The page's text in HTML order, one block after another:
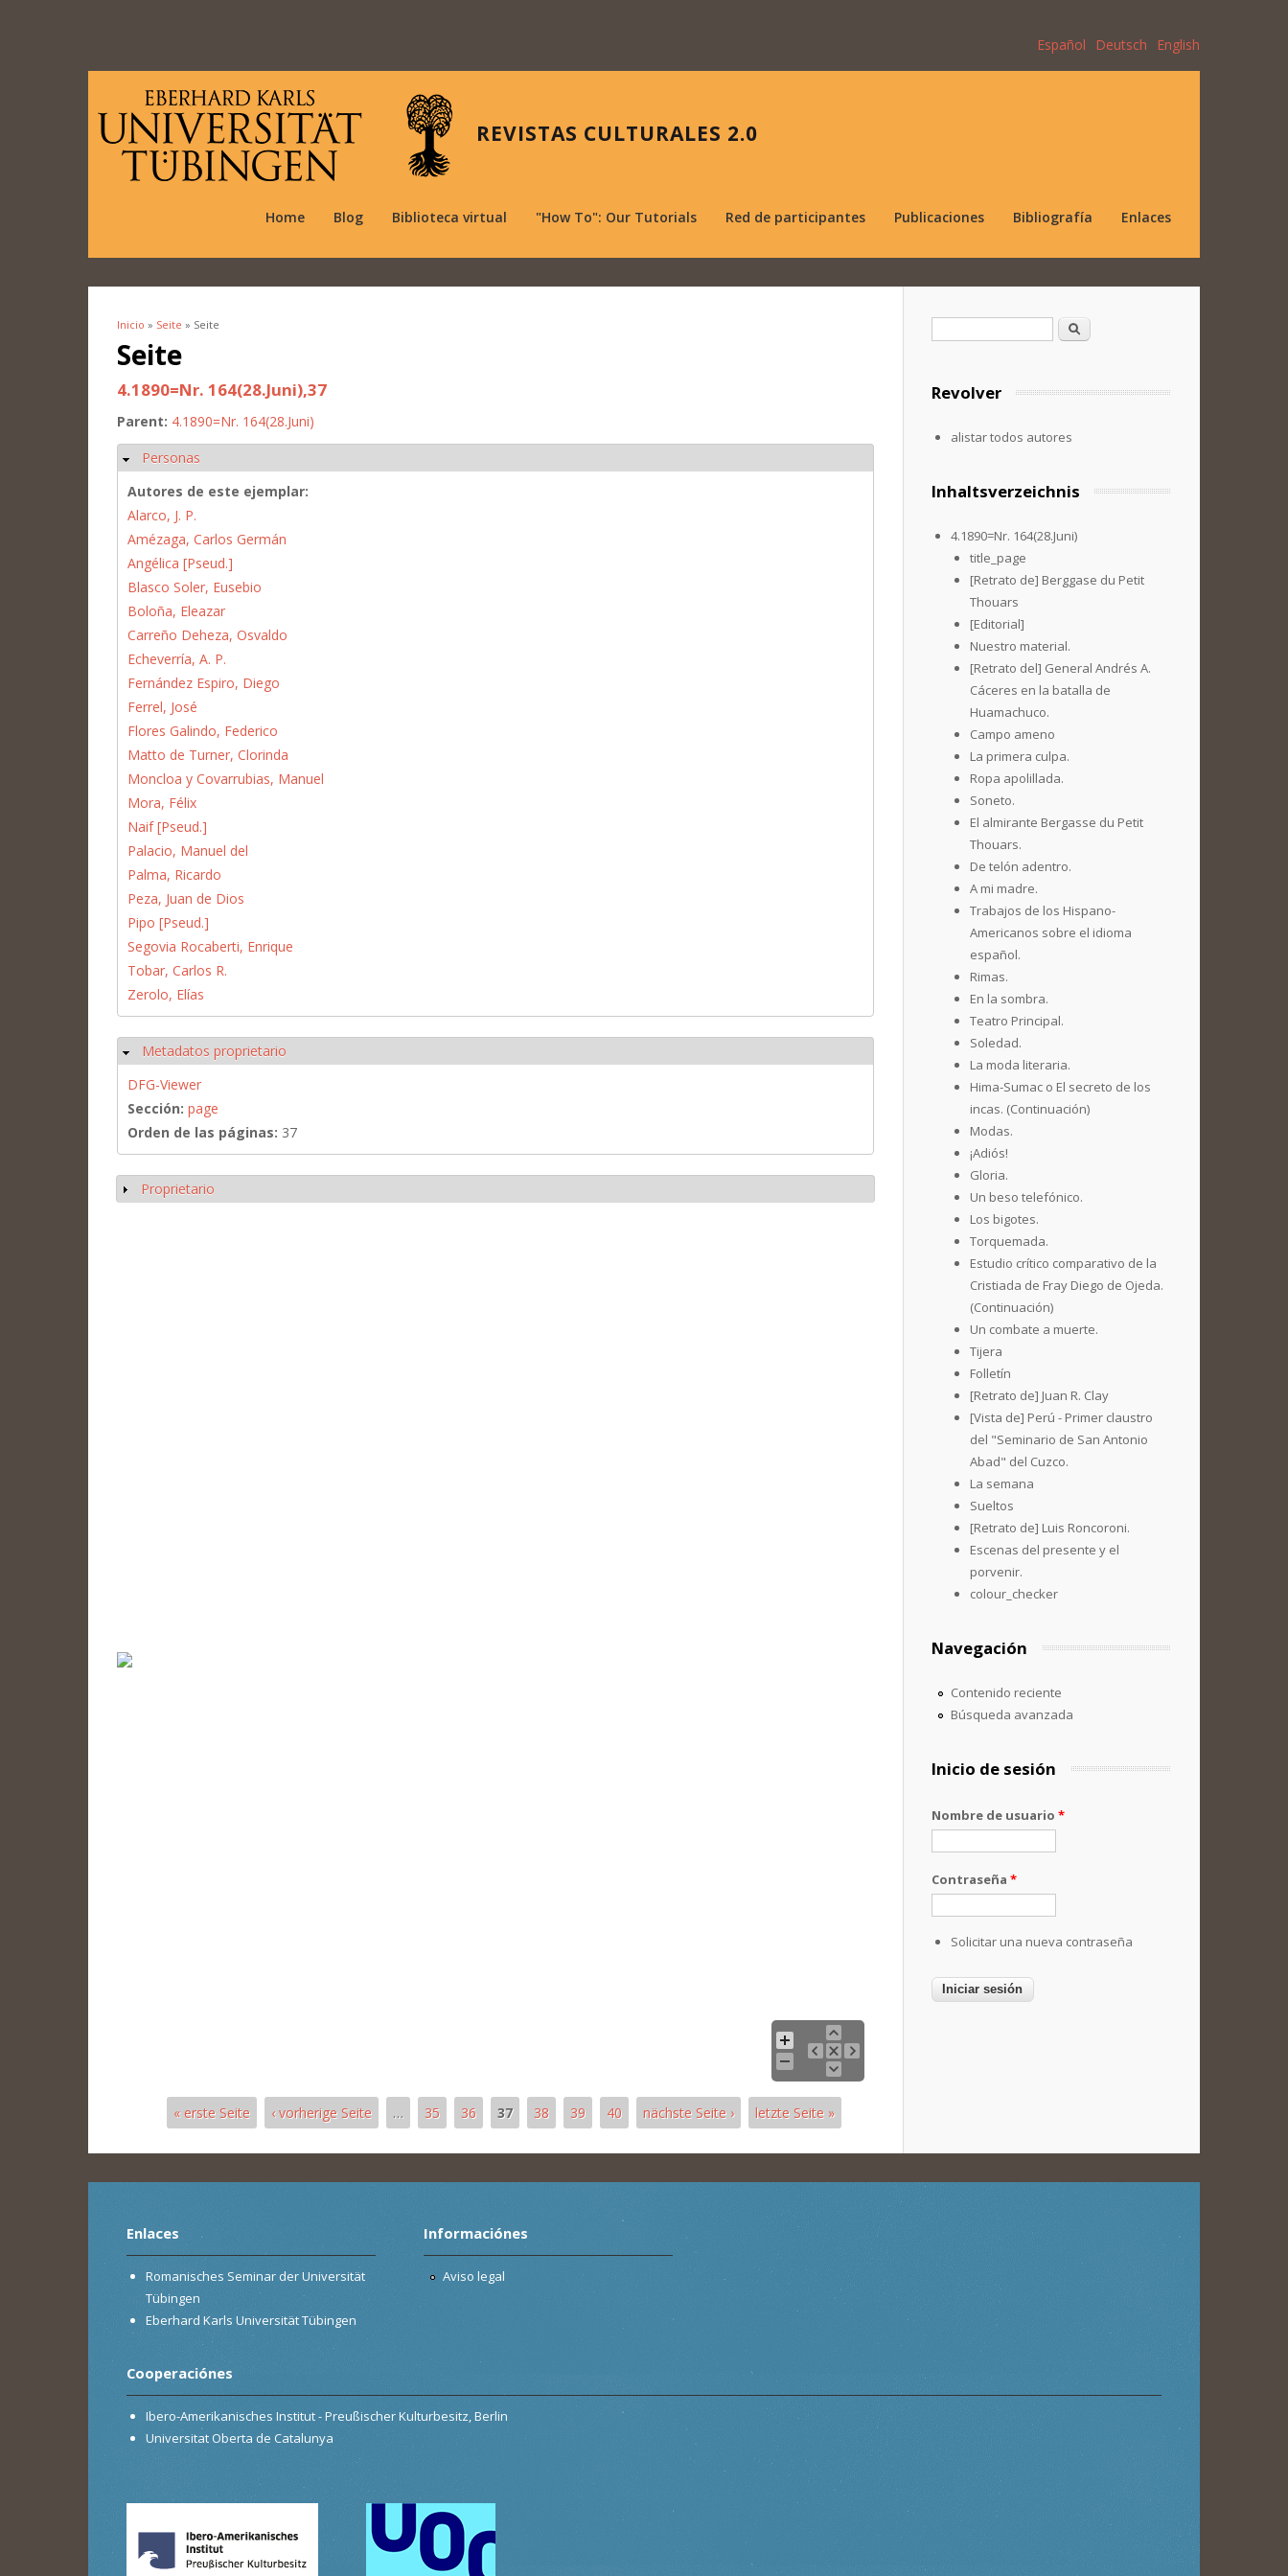
Español Deutsch English
REVISTAS CULTURALES 2.0
Home Blog Biblioteca virtual "How To": Our Tutorials Red de participantes Publicaciones Bibliografía Enlaces
Se encuentra usted aquí
Inicio » Seite » Seite
Seite
4.1890=Nr. 164(28.Juni),37
Parent: 4.1890=Nr. 164(28.Juni)
Ocultar
Personas
Autores de este ejemplar:
Alarco, J. P.
Amézaga, Carlos Germán
Angélica [Pseud.]
Blasco Soler, Eusebio
Boloña, Eleazar
Carreño Deheza, Osvaldo
Echeverría, A. P.
Fernández Espiro, Diego
Ferrel, José
Flores Galindo, Federico
Matto de Turner, Clorinda
Moncloa y Covarrubias, Manuel
Mora, Félix
Naif [Pseud.]
Palacio, Manuel del
Palma, Ricardo
Peza, Juan de Dios
Pipo [Pseud.]
Segovia Rocaberti, Enrique
Tobar, Carlos R.
Zerolo, Elías
Ocultar
Metadatos proprietario
DFG-Viewer
Sección: page
Orden de las páginas: 37
Mostrar
Proprietario
« erste Seite ‹ vorherige Seite … 35 36 37 38 39 40 nächste Seite › letzte Seite »
Formulario de búsqueda
Buscar
Revolver
alistar todos autores
Inhaltsverzeichnis
4.1890=Nr. 164(28.Juni)
title_page
[Retrato de] Berggase du Petit
Thouars
[Editorial]
Nuestro material.
[Retrato del] General Andrés A.
Cáceres en la batalla de
Huamachuco.
Campo ameno
La primera culpa.
Ropa apolillada.
Soneto.
El almirante Bergasse du Petit
Thouars.
De telón adentro.
A mi madre.
Trabajos de los Hispano-
Americanos sobre el idioma
español.
Rimas.
En la sombra.
Teatro Principal.
Soledad.
La moda literaria.
Hima-Sumac o El secreto de los
incas. (Continuación)
Modas.
¡Adiós!
Gloria.
Un beso telefónico.
Los bigotes.
Torquemada.
Estudio crítico comparativo de la
Cristiada de Fray Diego de Ojeda.
(Continuación)
Un combate a muerte.
Tijera
Folletín
[Retrato de] Juan R. Clay
[Vista de] Perú - Primer claustro
del "Seminario de San Antonio
Abad" del Cuzco.
La semana
Sueltos
[Retrato de] Luis Roncoroni.
Escenas del presente y el
porvenir.
colour_checker
Navegación
Contenido reciente
Búsqueda avanzada
Inicio de sesión
Nombre de usuario *
Contraseña *
Solicitar una nueva contraseña
Enlaces
Romanisches Seminar der Universität
Tübingen
Eberhard Karls Universität Tübingen
Informaciónes
Aviso legal
Cooperaciónes
Ibero-Amerikanisches Institut - Preußischer Kulturbesitz, Berlin
Universitat Oberta de Catalunya